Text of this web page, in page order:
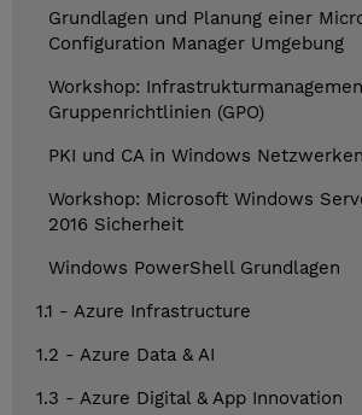
Grundlagen und Planung einer
Configuration Manager Umgebung
Workshop:
Gruppenrichtlinien (GPO)
PKI und CA in Windows Netzwerken
Workshop: Microsoft Windows
2016 Sicherheit
Windows PowerShell Grundlagen
1.1 - Azure Infrastructure
1.2 - Azure Data & AI
1.3 - Azure Digital & App Innovation